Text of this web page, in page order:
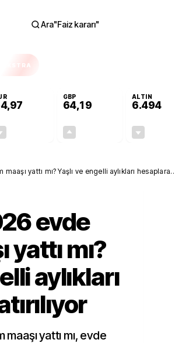
Ara"Faiz kararı"
EKSTRA
GBP
64,19
ALTIN
6.494
yattı mı? Yaşlı ve engelli aylıkları hesaplara
evde
yattı mı?
aylıkları
yattı mı, evde